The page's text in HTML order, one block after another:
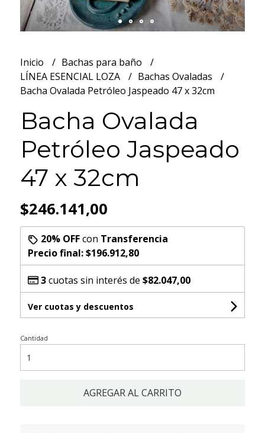
Inicio
Bachas para baño
LÍNEA ESENCIAL LOZA
Bachas Ovaladas
Bacha Ovalada Petróleo Jaspeado 47 x 32cm
Bacha Ovalada
Petróleo Jaspeado
47 x 32cm
$246.141,00
20% OFFcon Transferencia
Precio final:$196.912,80
3cuotas sin interés de $82.047,00
Ver cuotas y descuentos
Cantidad
AGREGAR AL CARRITO